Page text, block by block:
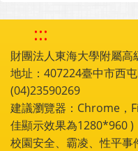
:::
財團法人東海大學附屬高
地址：407224臺中市西
(04)23590269
建議瀏覽器：Chrome，
佳顯示效果為1280*960 )
校園安全、霸凌、性平